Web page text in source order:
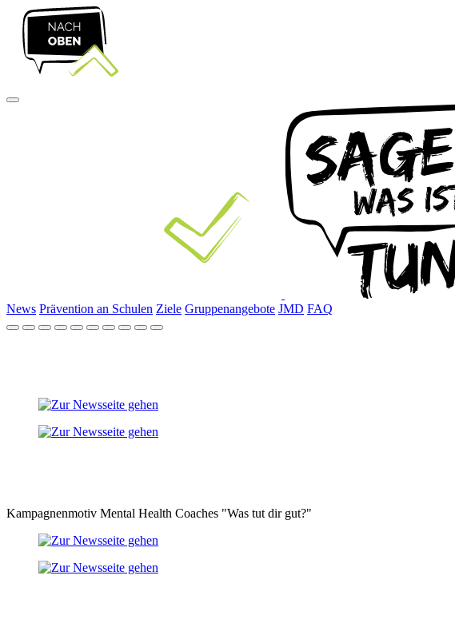
News Prävention an Schulen Ziele Gruppenangebote JMD FAQ
Kampagnenmotiv Mental Health Coaches "Was tut dir gut?"